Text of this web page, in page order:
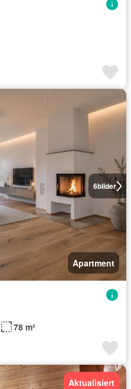
6bilder
Apartment
78 m²
Aktualisiert